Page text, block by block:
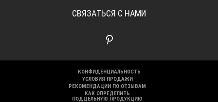
СВЯЗАТЬСЯ С НАМИ
КОНФИДЕНЦИАЛЬНОСТЬ
УСЛОВИЯ ПРОДАЖИ
РЕКОМЕНДАЦИИ ПО ОТЗЫВАМ
КАК ОПРЕДЕЛИТЬ
ПОДДЕЛЬНУЮ ПРОДУКЦИЮ